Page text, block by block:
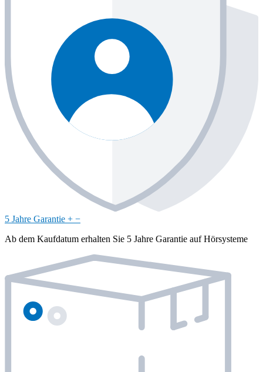
5 Jahre Garantie + −
Ab dem Kaufdatum erhalten Sie 5 Jahre Garantie auf Hörsysteme